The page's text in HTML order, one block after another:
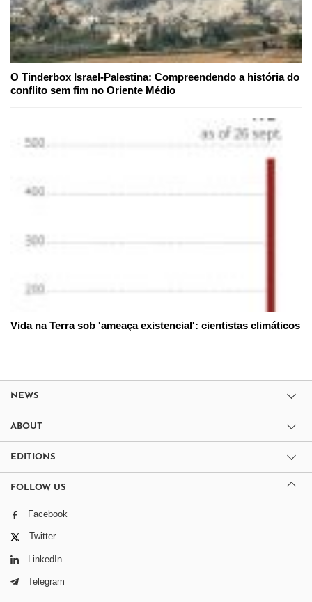
O Tinderbox Israel-Palestina: Compreendendo a história do
conflito sem fim no Oriente Médio
Vida na Terra sob 'ameaça existencial': cientistas climáticos
NEWS
ABOUT
EDITIONS
FOLLOW US
Facebook
Twitter
LinkedIn
Telegram